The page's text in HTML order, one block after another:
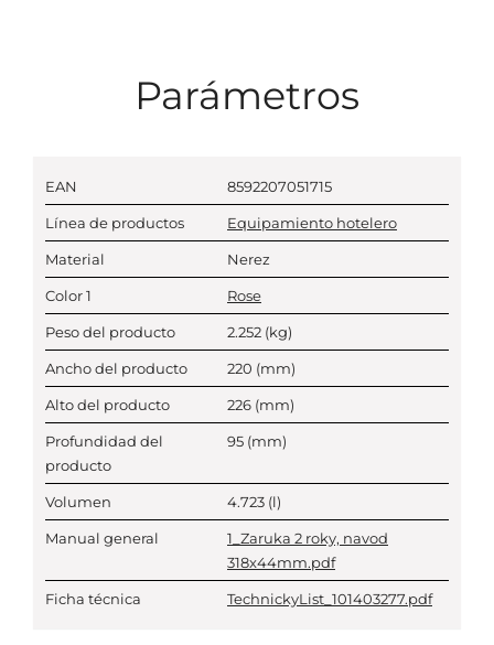
Parámetros
EAN 8592207051715
Línea de productos Equipamiento hotelero
Material Nerez
Color 1 Rose
Peso del producto 2.252 (kg)
Ancho del producto 220 (mm)
Alto del producto 226 (mm)
Profundidad del
producto
95 (mm)
Volumen 4.723 (l)
Manual general
1_Zaruka 2 roky, navod
318x44mm.pdf
Ficha técnica TechnickyList_101403277.pdf